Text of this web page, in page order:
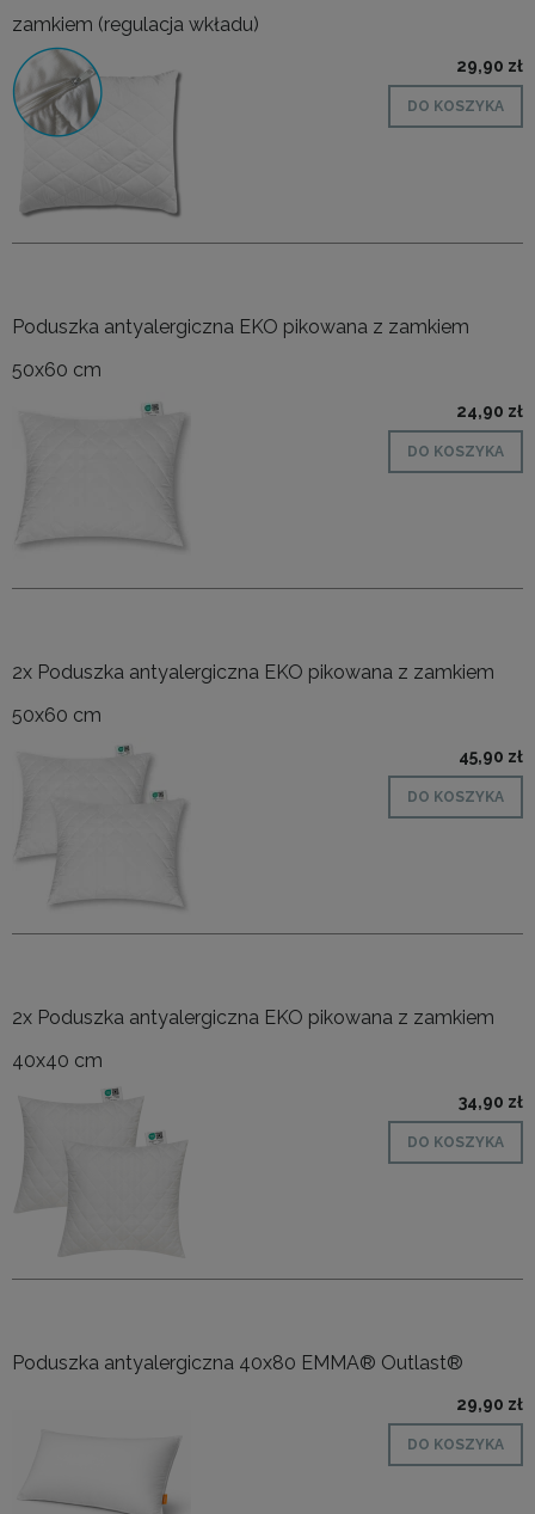
zamkiem (regulacja wkładu)
29,90 zł
DO KOSZYKA
Poduszka antyalergiczna EKO pikowana z zamkiem
50x60 cm
24,90 zł
DO KOSZYKA
2x Poduszka antyalergiczna EKO pikowana z zamkiem
50x60 cm
45,90 zł
DO KOSZYKA
2x Poduszka antyalergiczna EKO pikowana z zamkiem
40x40 cm
34,90 zł
DO KOSZYKA
Poduszka antyalergiczna 40x80 EMMA® Outlast®
29,90 zł
DO KOSZYKA